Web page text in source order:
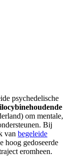
psychedelische
om mentale,
Bij
van begeleide
hoog gedoseerde
eromheen.